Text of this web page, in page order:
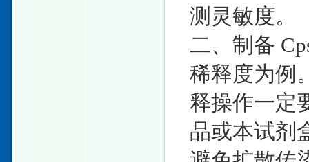
测灵敏度。
二、制备
稀释度为例
释操作一定
品或本试剂